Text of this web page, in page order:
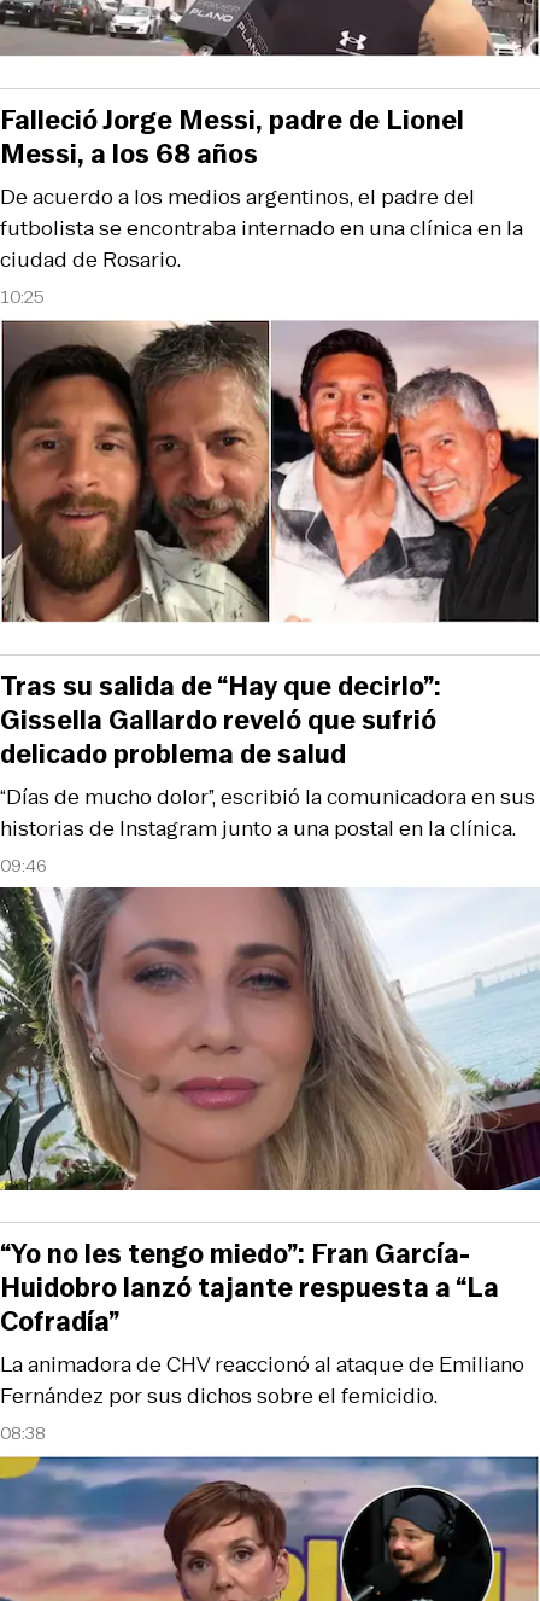
10:25
De acuerdo a los medios argentinos, el padre del
futbolista se encontraba internado en una clínica en la
ciudad de Rosario.
Falleció Jorge Messi, padre de Lionel
Messi, a los 68 años
09:46
“Días de mucho dolor”, escribió la comunicadora en sus
historias de Instagram junto a una postal en la clínica.
Tras su salida de “Hay que decirlo”:
Gissella Gallardo reveló que sufrió
delicado problema de salud
08:38
La animadora de CHV reaccionó al ataque de Emiliano
Fernández por sus dichos sobre el femicidio.
“Yo no les tengo miedo”: Fran García-
Huidobro lanzó tajante respuesta a “La
Cofradía”